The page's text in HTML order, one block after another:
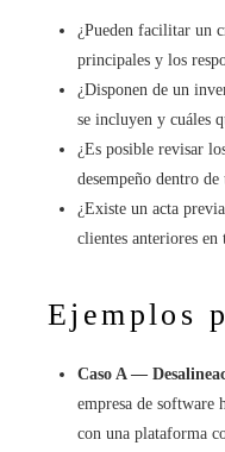
¿Pueden facilitar un
principales y los
¿Disponen de un
se incluyen y cuáles
¿Es posible revisar
desempeño dentro
¿Existe un acta
clientes anteriores en
Ejemplos
Caso A —
empresa de software
con una plataforma